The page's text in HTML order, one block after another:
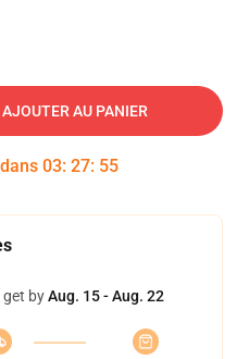
AJOUTER AU PANIER
03: 27: 54
get byAug. 15 - Aug. 22